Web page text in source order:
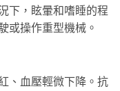
下，眩暈和嗜睡的程
或操作重型機械。
、血壓輕微下降。抗